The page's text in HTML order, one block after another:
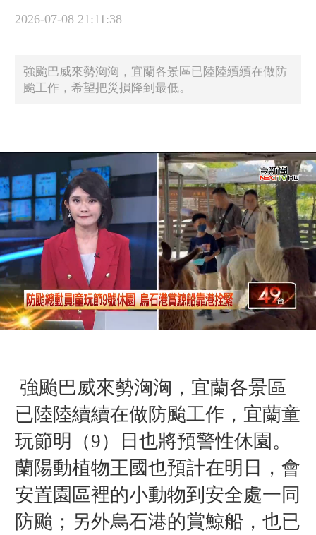
2026-07-08 21:11:38
強颱巴威來勢洶洶，宜蘭各景區已陸陸續續在做防
颱工作，希望把災損降到最低。
強颱巴威來勢洶洶，宜蘭各景區
已陸陸續續在做防颱工作，宜蘭童
玩節明（9）日也將預警性休園。
蘭陽動植物王國也預計在明日，會
安置園區裡的小動物到安全處一同
防颱；另外烏石港的賞鯨船，也已